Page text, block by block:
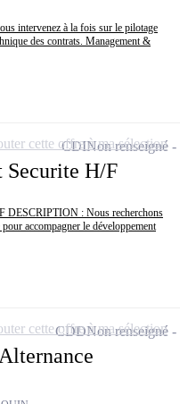
intervenez à la fois sur le pilotage
des contrats. Management &
Securite H/F
DESCRIPTION : Nous recherchons
accompagner le développement
CDINon renseigné
cette offre à ma sélection
CDDNon renseigné
cette offre à ma sélection